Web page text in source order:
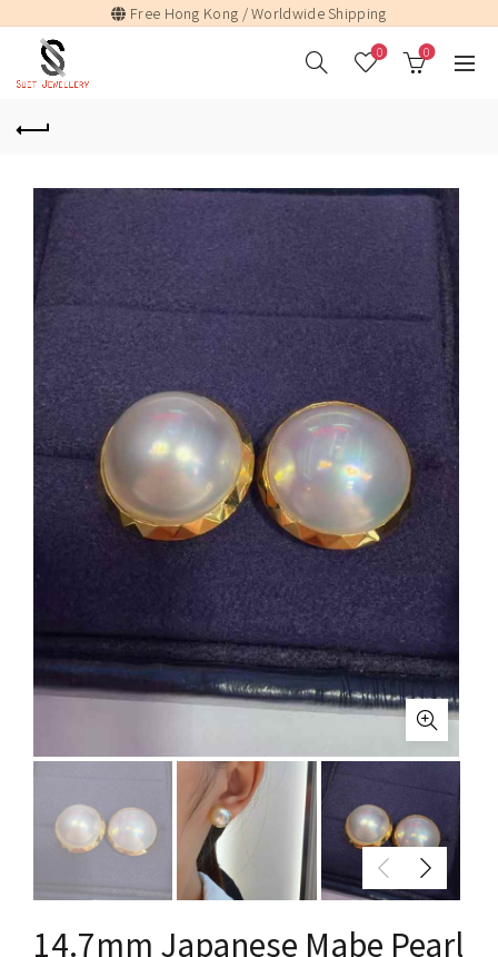
Free Hong Kong / Worldwide Shipping
0 0
14.7mm Japanese Mabe Pearl